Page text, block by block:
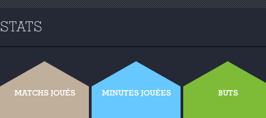
STATS
MATCHS JOUÉS MINUTES JOUÉES BUTS